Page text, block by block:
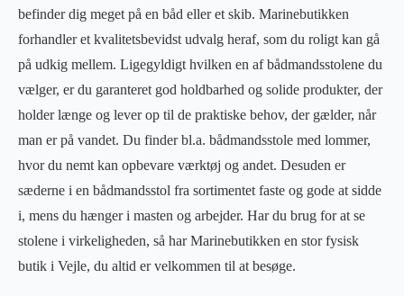
befinder dig meget på en båd eller et skib. Marinebutikken
forhandler et kvalitetsbevidst udvalg heraf, som du roligt kan gå
på udkig mellem. Ligegyldigt hvilken en af bådmandsstolene du
vælger, er du garanteret god holdbarhed og solide produkter, der
holder længe og lever op til de praktiske behov, der gælder, når
man er på vandet. Du finder bl.a. bådmandsstole med lommer,
hvor du nemt kan opbevare værktøj og andet. Desuden er
sæderne i en bådmandsstol fra sortimentet faste og gode at sidde
i, mens du hænger i masten og arbejder. Har du brug for at se
stolene i virkeligheden, så har Marinebutikken en stor fysisk
butik i Vejle, du altid er velkommen til at besøge.